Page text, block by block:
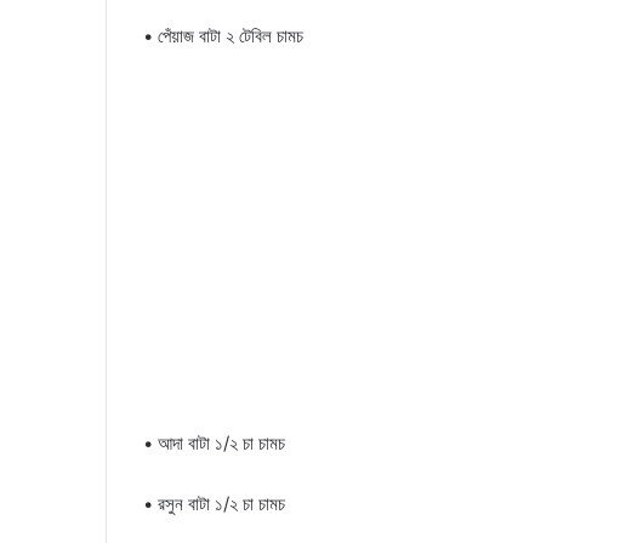
• পেঁয়াজ বাটা ২ টেবিল চামচ
• আদা বাটা ১/২ চা চামচ
• রসুন বাটা ১/২ চা চামচ